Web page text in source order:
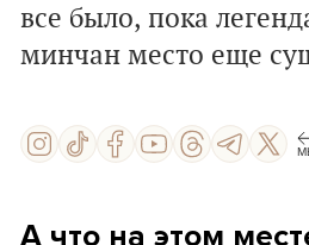
все было, пока
минчан место еще
А что на этом